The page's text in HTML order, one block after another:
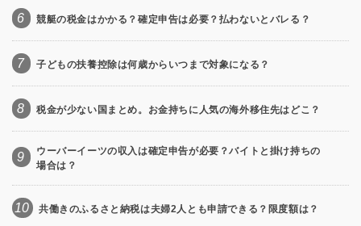
6 競艇の税金はかかる？確定申告は必要？払わないとバレる？
7 子どもの扶養控除は何歳からいつまで対象になる？
8 税金が少ない国まとめ。お金持ちに人気の海外移住先はどこ？
9
ウーバーイーツの収入は確定申告が必要？バイトと掛け持ちの
場合は？
10 共働きのふるさと納税は夫婦2人とも申請できる？限度額は？